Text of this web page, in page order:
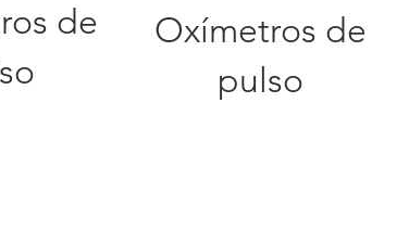
de
Oxímetros de
pulso